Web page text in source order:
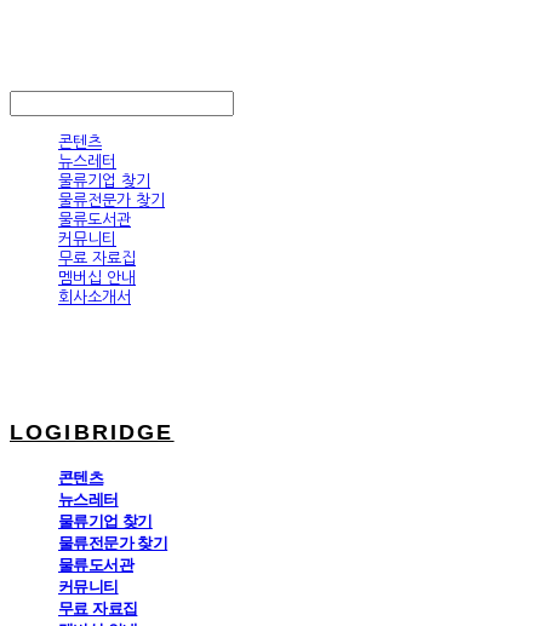
콘텐츠
뉴스레터
물류기업 찾기
물류전문가 찾기
물류도서관
커뮤니티
무료 자료집
멤버십 안내
회사소개서
LOGIBRIDGE
콘텐츠
뉴스레터
물류기업 찾기
물류전문가 찾기
물류도서관
커뮤니티
무료 자료집